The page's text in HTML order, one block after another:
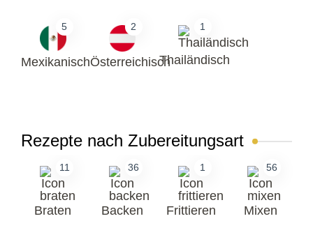
5
Mexikanisch
2
Österreichisch
1
Thailändisch
Rezepte nach Zubereitungsart
11
Braten
36
Backen
1
Frittieren
56
Mixen